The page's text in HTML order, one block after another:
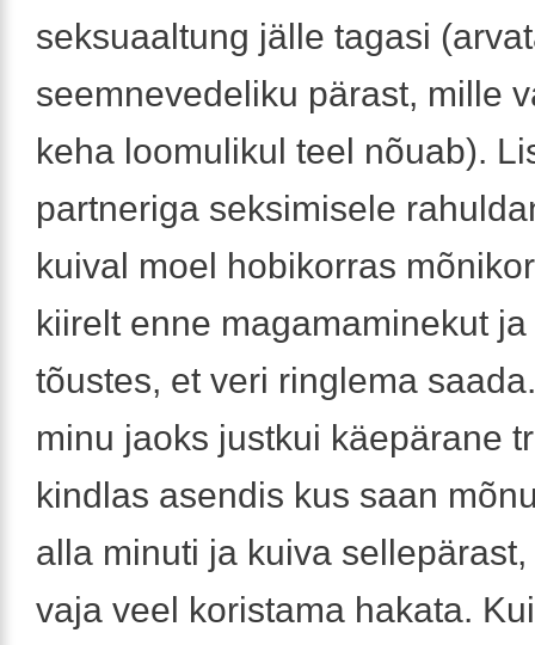
seksuaaltung jälle tagasi
seemnevedeliku pärast, mille
keha loomulikul teel nõuab).
partneriga seksimisele
kuival moel hobikorras
kiirelt enne magamaminekut
tõustes, et veri ringlema
minu jaoks justkui käepärane
kindlas asendis kus saan
alla minuti ja kuiva
vaja veel koristama hakata.